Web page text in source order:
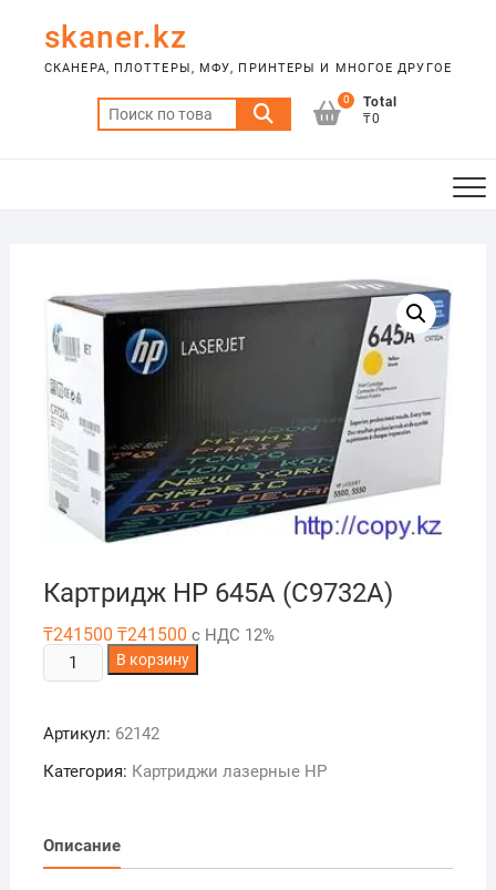
content
skaner.kz
СКАНЕРА, ПЛОТТЕРЫ, МФУ, ПРИНТЕРЫ И МНОГОЕ ДРУГОЕ
Искать:
0
Total
₸0
Картридж HP 645A (C9732A)
₸241500 ₸241500 с НДС 12%
Количество
товара
HP
645A
В корзину
Артикул: 62142
Категория: Картриджи лазерные HP
Описание